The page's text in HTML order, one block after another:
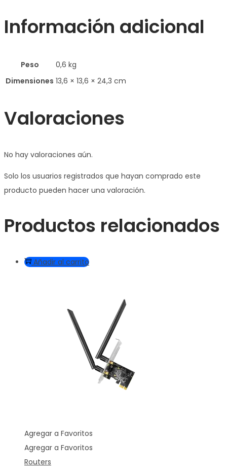
Información adicional
Peso
0,6 kg
Dimensiones 13,6 × 13,6 × 24,3 cm
Valoraciones
No hay valoraciones aún.
Solo los usuarios registrados que hayan comprado este
producto pueden hacer una valoración.
Productos relacionados
Añadir al carrito
Agregar a Favoritos
Agregar a Favoritos
Routers